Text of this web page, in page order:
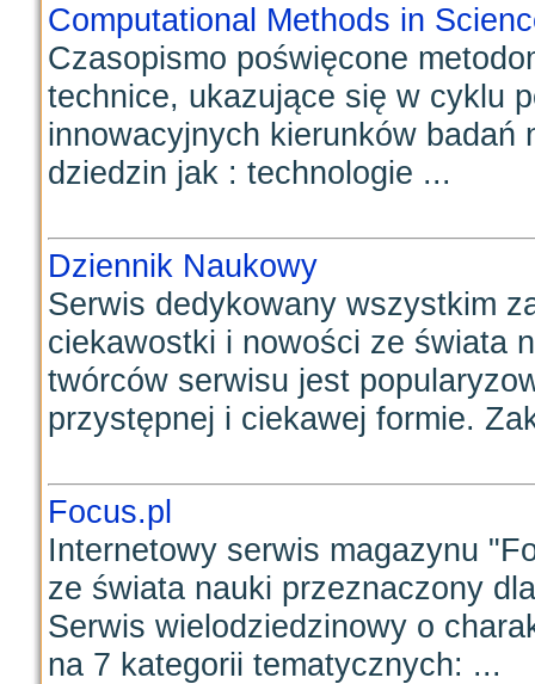
Computational Methods in
Czasopismo poświęcone
technice, ukazujące się w cyklu
innowacyjnych kierunków
dziedzin jak : technologie ...
Dziennik Naukowy
Serwis dedykowany wszystkim
ciekawostki i nowości ze świata
twórców serwisu jest
przystępnej i ciekawej formie.
Focus.pl
Internetowy serwis magazynu
ze świata nauki przeznaczony
Serwis wielodziedzinowy o
na 7 kategorii tematycznych: ...